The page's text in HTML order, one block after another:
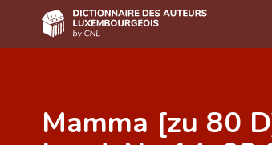
Auteur(e)s A-Z
Mamma [zu 80